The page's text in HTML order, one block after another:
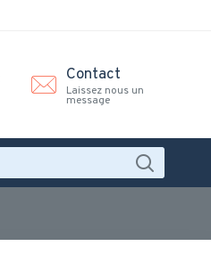
Contact
Laissez nous un
message